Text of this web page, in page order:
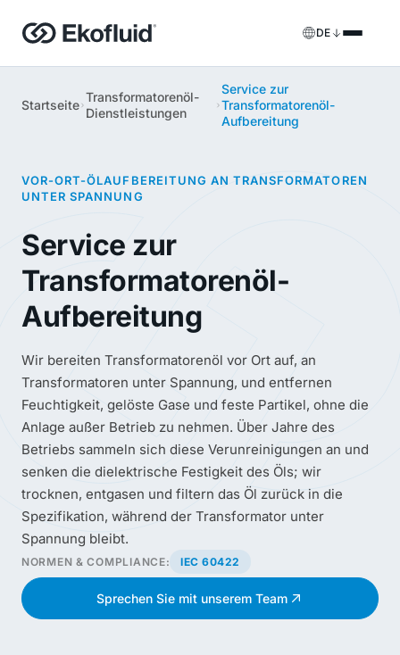
DE
FILOIL EST
Anlagen zur Esteröl-Aufbereitung
Anlagen zur Transformatorenöl-Reinigung
Transformator-Vakuumanlagen
BESPOKE
Sonderanfertigung
Vor-Ort-Dienstleistungen
Mietlösungen
Ersatzteile & Support
Startseite
Transformatorenöl-
Dienstleistungen
Service zur
Transformatorenöl-
Aufbereitung
VOR-ORT-ÖLAUFBEREITUNG AN TRANSFORMATOREN
UNTER SPANNUNG
Service zur
Transformatorenöl-
Aufbereitung
Wir bereiten Transformatorenöl vor Ort auf, an
Transformatoren unter Spannung, und entfernen
Feuchtigkeit, gelöste Gase und feste Partikel, ohne die
Anlage außer Betrieb zu nehmen. Über Jahre des
Betriebs sammeln sich diese Verunreinigungen an und
senken die dielektrische Festigkeit des Öls; wir
trocknen, entgasen und filtern das Öl zurück in die
Spezifikation, während der Transformator unter
Spannung bleibt.
NORMEN & COMPLIANCE: IEC 60422
Sprechen Sie mit unserem Team